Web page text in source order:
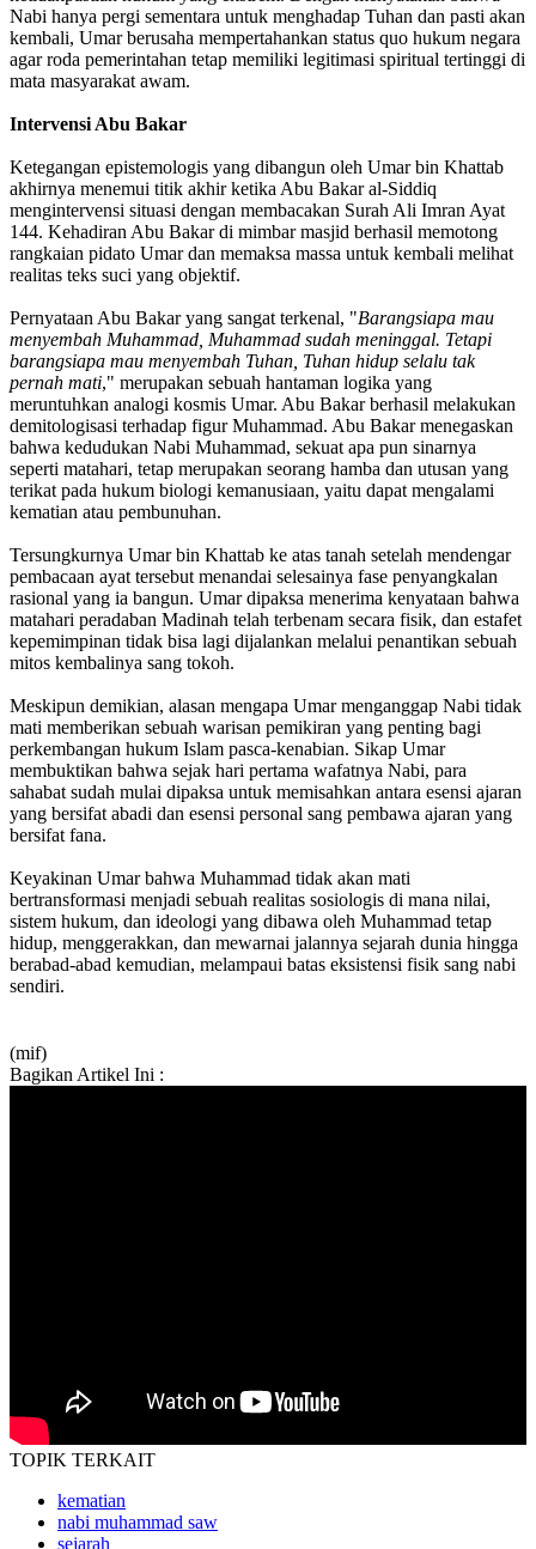
Nabi hanya pergi sementara untuk menghadap Tuhan dan pasti akan
kembali, Umar berusaha mempertahankan status quo hukum negara
agar roda pemerintahan tetap memiliki legitimasi spiritual tertinggi di
mata masyarakat awam.
Intervensi Abu Bakar
Ketegangan epistemologis yang dibangun oleh Umar bin Khattab
akhirnya menemui titik akhir ketika Abu Bakar al-Siddiq
mengintervensi situasi dengan membacakan Surah Ali Imran Ayat
144. Kehadiran Abu Bakar di mimbar masjid berhasil memotong
rangkaian pidato Umar dan memaksa massa untuk kembali melihat
realitas teks suci yang objektif.
Pernyataan Abu Bakar yang sangat terkenal, "Barangsiapa mau
menyembah Muhammad, Muhammad sudah meninggal. Tetapi
barangsiapa mau menyembah Tuhan, Tuhan hidup selalu tak
pernah mati," merupakan sebuah hantaman logika yang
meruntuhkan analogi kosmis Umar. Abu Bakar berhasil melakukan
demitologisasi terhadap figur Muhammad. Abu Bakar menegaskan
bahwa kedudukan Nabi Muhammad, sekuat apa pun sinarnya
seperti matahari, tetap merupakan seorang hamba dan utusan yang
terikat pada hukum biologi kemanusiaan, yaitu dapat mengalami
kematian atau pembunuhan.
Tersungkurnya Umar bin Khattab ke atas tanah setelah mendengar
pembacaan ayat tersebut menandai selesainya fase penyangkalan
rasional yang ia bangun. Umar dipaksa menerima kenyataan bahwa
matahari peradaban Madinah telah terbenam secara fisik, dan estafet
kepemimpinan tidak bisa lagi dijalankan melalui penantikan sebuah
mitos kembalinya sang tokoh.
Meskipun demikian, alasan mengapa Umar menganggap Nabi tidak
mati memberikan sebuah warisan pemikiran yang penting bagi
perkembangan hukum Islam pasca-kenabian. Sikap Umar
membuktikan bahwa sejak hari pertama wafatnya Nabi, para
sahabat sudah mulai dipaksa untuk memisahkan antara esensi ajaran
yang bersifat abadi dan esensi personal sang pembawa ajaran yang
bersifat fana.
Keyakinan Umar bahwa Muhammad tidak akan mati
bertransformasi menjadi sebuah realitas sosiologis di mana nilai,
sistem hukum, dan ideologi yang dibawa oleh Muhammad tetap
hidup, menggerakkan, dan mewarnai jalannya sejarah dunia hingga
berabad-abad kemudian, melampaui batas eksistensi fisik sang nabi
sendiri.
(mif)
Bagikan Artikel Ini :
TOPIK TERKAIT
kematian
nabi muhammad saw
sejarah